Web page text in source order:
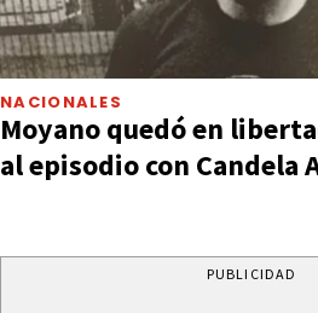
NACIONALES
Moyano quedó en
al episodio con Candela
PUBLICIDAD